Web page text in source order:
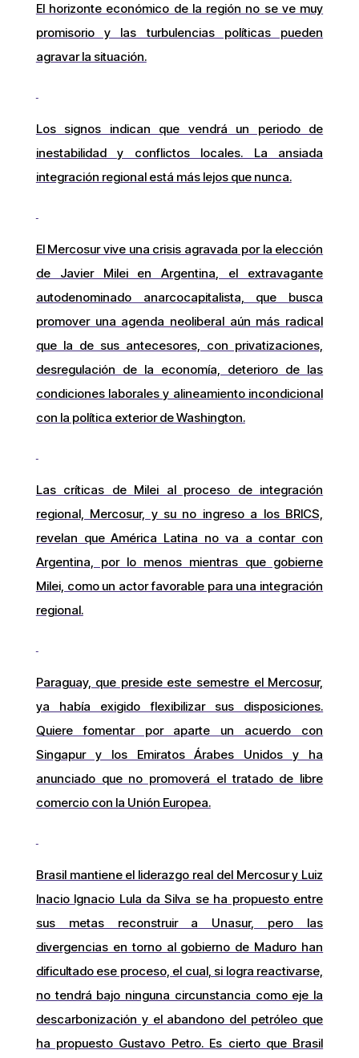
El horizonte económico de la región no se ve muy
promisorio y las turbulencias políticas pueden
agravar la situación.
Los signos indican que vendrá un periodo de
inestabilidad y conflictos locales. La ansiada
integración regional está más lejos que nunca.
El Mercosur vive una crisis agravada por la elección
de Javier Milei en Argentina, el extravagante
autodenominado anarcocapitalista, que busca
promover una agenda neoliberal aún más radical
que la de sus antecesores, con privatizaciones,
desregulación de la economía, deterioro de las
condiciones laborales y alineamiento incondicional
con la política exterior de Washington.
Las críticas de Milei al proceso de integración
regional, Mercosur, y su no ingreso a los BRICS,
revelan que América Latina no va a contar con
Argentina, por lo menos mientras que gobierne
Milei, como un actor favorable para una integración
regional.
Paraguay, que preside este semestre el Mercosur,
ya había exigido flexibilizar sus disposiciones.
Quiere fomentar por aparte un acuerdo con
Singapur y los Emiratos Árabes Unidos y ha
anunciado que no promoverá el tratado de libre
comercio con la Unión Europea.
Brasil mantiene el liderazgo real del Mercosur y Luiz
Inacio Ignacio Lula da Silva se ha propuesto entre
sus metas reconstruir a Unasur, pero las
divergencias en torno al gobierno de Maduro han
dificultado ese proceso, el cual, si logra reactivarse,
no tendrá bajo ninguna circunstancia como eje la
descarbonización y el abandono del petróleo que
ha propuesto Gustavo Petro. Es cierto que Brasil